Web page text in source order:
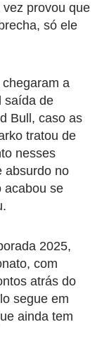
provou que
só ele
a
saída de
Bull, caso as
tratou de
nesses
absurdo no
acabou se
2025,
com
atrás do
segue em
ainda tem